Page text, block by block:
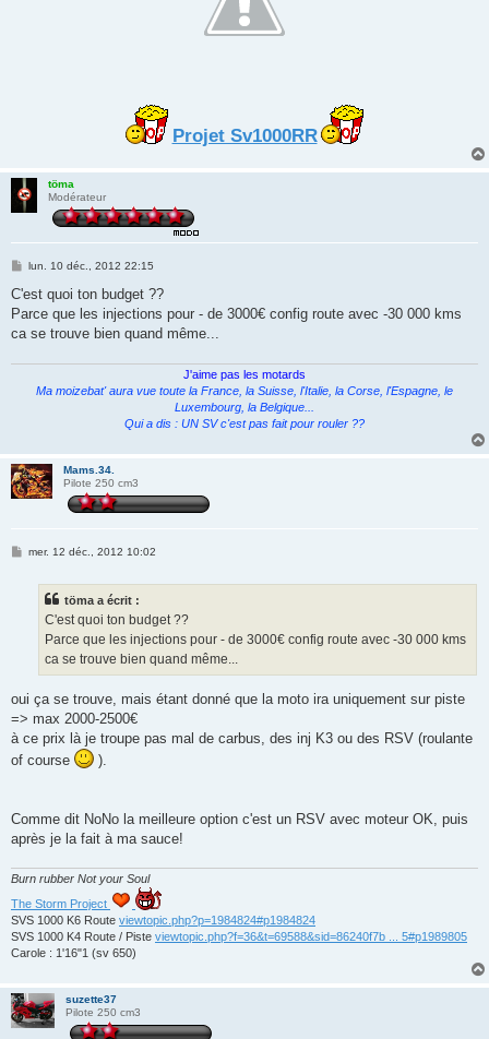
Projet Sv1000RR
töma
Modérateur
M
s
a
g
lun. 10 déc., 2012 22:15
C'est quoi ton budget ??
Parce que les injections pour - de 3000€ config route avec -30 000 kms
ca se trouve bien quand même...
J'aime pas les motards
Ma moizebat' aura vue toute la France, la Suisse, l'Italie, la Corse, l'Espagne, le
Luxembourg, la Belgique...
Qui a dis : UN SV c'est pas fait pour rouler ??
Mams.34.
Pilote 250 cm3
Mmer. 12 déc., 2012 10:02
töma a écrit :
C'est quoi ton budget ??
Parce que les injections pour - de 3000€ config route avec -30 000 kms
ca se trouve bien quand même...
oui ça se trouve, mais étant donné que la moto ira uniquement sur piste
=> max 2000-2500€
à ce prix là je troupe pas mal de carbus, des inj K3 ou des RSV (roulante
of course
).
Comme dit NoNo la meilleure option c'est un RSV avec moteur OK, puis
après je la fait à ma sauce!
Burn rubber Not your Soul
The Storm Project
SVS 1000 K6 Route viewtopic.php?p=1984824#p1984824
SVS 1000 K4 Route / Piste viewtopic.php?f=36&t=69588&sid=86240f7b ... 5#p1989805
Carole : 1'16"1 (sv 650)
suzette37
Pilote 250 cm3